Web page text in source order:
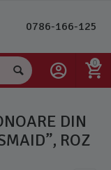
0786-166-125
0
DIN
ROZ